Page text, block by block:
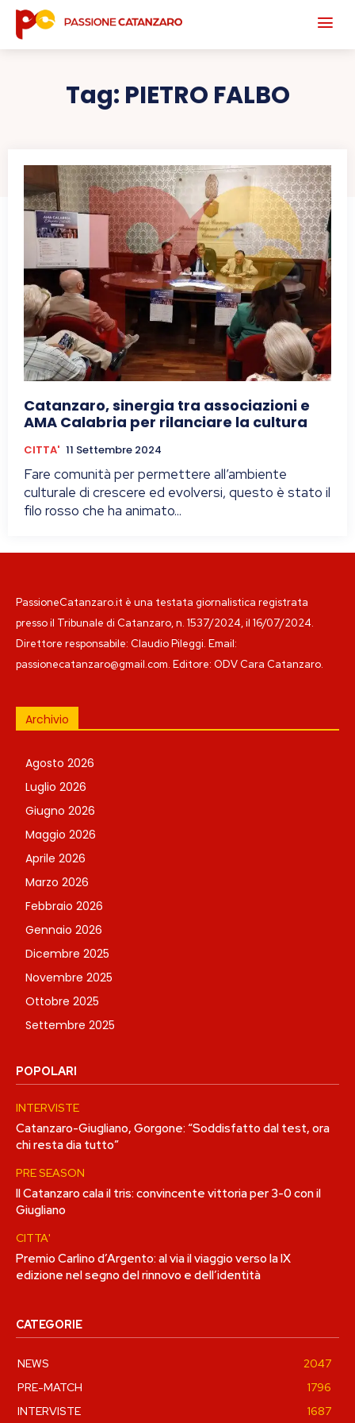
Tag: PIETRO FALBO
Catanzaro, sinergia tra associazioni e
AMA Calabria per rilanciare la cultura
CITTA' 11 Settembre 2024
Fare comunità per permettere all’ambiente
culturale di crescere ed evolversi, questo è stato il
filo rosso che ha animato...
PassioneCatanzaro.it è una testata giornalistica registrata
presso il Tribunale di Catanzaro, n. 1537/2024, il 16/07/2024.
Direttore responsabile: Claudio Pileggi. Email:
passionecatanzaro@gmail.com. Editore: ODV Cara Catanzaro.
Archivio
Agosto 2026
Luglio 2026
Giugno 2026
Maggio 2026
Aprile 2026
Marzo 2026
Febbraio 2026
Gennaio 2026
Dicembre 2025
Novembre 2025
Ottobre 2025
Settembre 2025
POPOLARI
INTERVISTE
Catanzaro-Giugliano, Gorgone: “Soddisfatto dal test, ora
chi resta dia tutto”
PRE SEASON
Il Catanzaro cala il tris: convincente vittoria per 3-0 con il
Giugliano
CITTA'
Premio Carlino d’Argento: al via il viaggio verso la IX
edizione nel segno del rinnovo e dell’identità
CATEGORIE
NEWS
2047
PRE-MATCH
1796
INTERVISTE
1687